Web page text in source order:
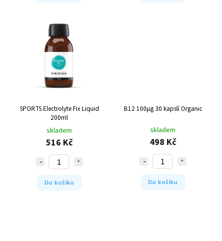
SPORTS Electrolyte Fix Liquid
200ml
skladem
516 Kč
Do košíku
B12 100µg 30 kapslí Organic
skladem
498 Kč
Do košíku